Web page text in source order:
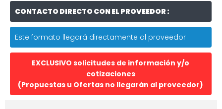
CONTACTO DIRECTO CON EL PROVEEDOR :
Este formato llegará directamente al proveedor
EXCLUSIVO solicitudes de información y/o
cotizaciones
(Propuestas u Ofertas no llegarán al proveedor)